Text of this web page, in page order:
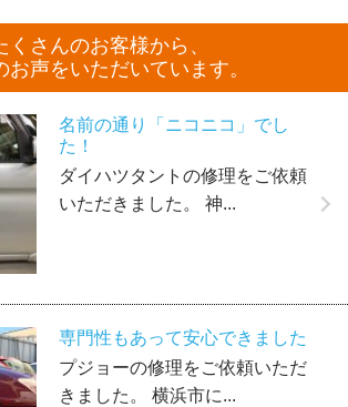
くさんのお客様から、
お声をいただいています。
名前の通り「ニコニコ」でし
た！
ダイハツタントの修理をご依頼
いただきました。 神...
専門性もあって安心できました
プジョーの修理をご依頼いただ
きました。 横浜市に...